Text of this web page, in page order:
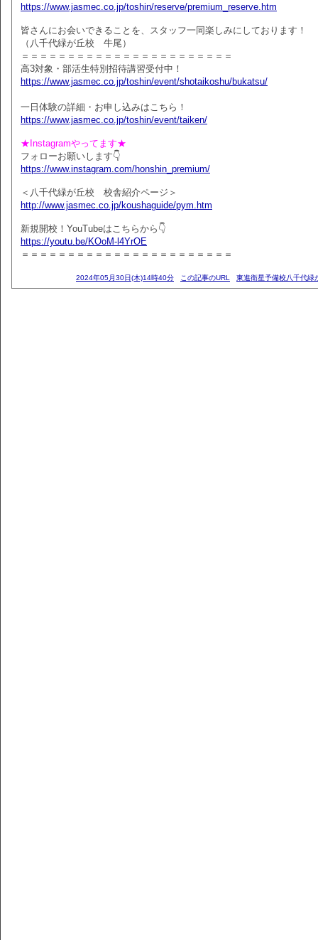
https://www.jasmec.co.jp/toshin/reserve/premium_reserve.htm
皆さんにお会いできることを、スタッフ一同楽しみにしております！
（八千代緑が丘校 牛尾）
＝＝＝＝＝＝＝＝＝＝＝＝＝＝＝＝＝＝＝＝＝＝＝
高3対象・部活生特別招待講習受付中！
https://www.jasmec.co.jp/toshin/event/shotaikoshu/bukatsu/
一日体験の詳細・お申し込みはこちら！
https://www.jasmec.co.jp/toshin/event/taiken/
★Instagramやってます★
フォローお願いします👇
https://www.instagram.com/honshin_premium/
＜八千代緑が丘校 校舎紹介ページ＞
http://www.jasmec.co.jp/koushaguide/pym.htm
新規開校！YouTubeはこちらから👇
https://youtu.be/KOoM-l4YrOE
＝＝＝＝＝＝＝＝＝＝＝＝＝＝＝＝＝＝＝＝＝＝＝
2024年05月30日(木)14時40分 この記事のURL 東進衛星予備校八千代緑